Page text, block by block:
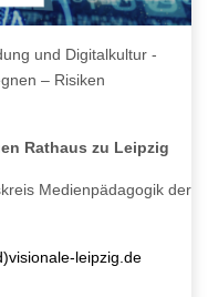
und Digitalkultur -
– Risiken
Rathaus zu Leipzig
Medienpädagogik der
leipzig.de